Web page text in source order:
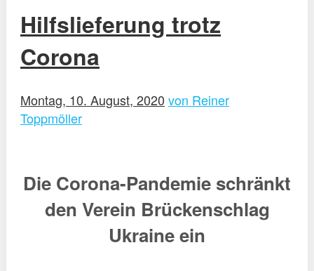
Hilfslieferung trotz
Corona
Montag, 10. August, 2020 von Reiner
Toppmöller
Die Corona-Pandemie schränkt
den Verein Brückenschlag
Ukraine ein